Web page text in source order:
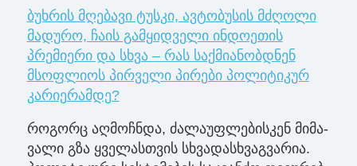
ბუხრის მღებავი ტუსკი, ავტობუსის მძღოლი
მადურო, ჩაის გამყიდველი ინდოეთის
პრემიერი და სხვა – რას საქმიანობდნენ
მსოფლიოს პირველი პირები პოლიტიკურ
კარიერამდე?
რო­გორც აღ­მოჩ­ნდა, ძა­ლა­უფ­ლე­ბის­კენ მი­მა­
ვა­ლი გზა ყვე­ლას­თვის სხვა­დას­ხვაგ­ვა­რია.